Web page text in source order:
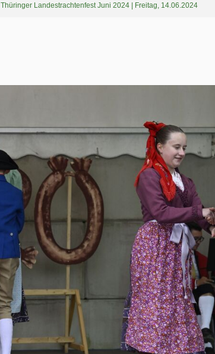
Thüringer Landestrachtenfest Juni 2024 | Freitag, 14.06.2024